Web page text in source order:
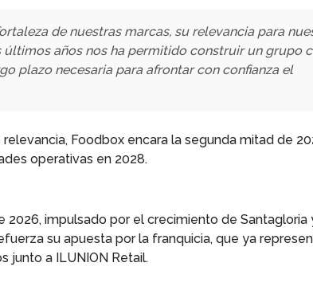
de nuestras marcas, su relevancia para
años nos ha permitido construir un grupo
plazo necesaria para afrontar con confianza el
Foodbox encara la segunda mitad de
operativas en 2028.
impulsado por el crecimiento de Santagloria
su apuesta por la franquicia, que ya
junto a ILUNION Retail.